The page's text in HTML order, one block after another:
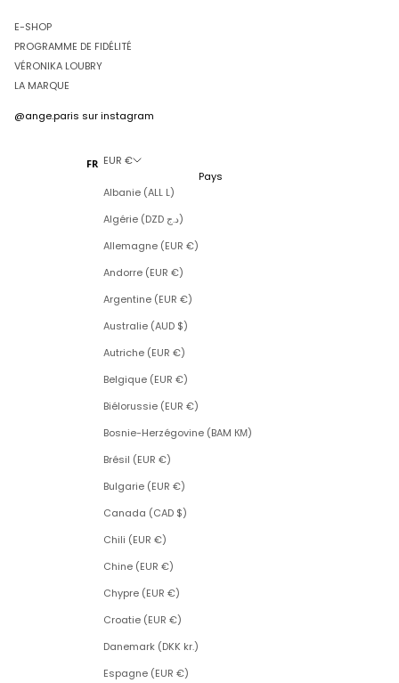
E-SHOP
PROGRAMME DE FIDÉLITÉ
VÉRONIKA LOUBRY
LA MARQUE
@ange.paris sur instagram
FR EUR €
Pays
Albanie (ALL L)
Algérie (DZD د.ج)
Allemagne (EUR €)
Andorre (EUR €)
Argentine (EUR €)
Australie (AUD $)
Autriche (EUR €)
Belgique (EUR €)
Biélorussie (EUR €)
Bosnie-Herzégovine (BAM КМ)
Brésil (EUR €)
Bulgarie (EUR €)
Canada (CAD $)
Chili (EUR €)
Chine (EUR €)
Chypre (EUR €)
Croatie (EUR €)
Danemark (DKK kr.)
Espagne (EUR €)